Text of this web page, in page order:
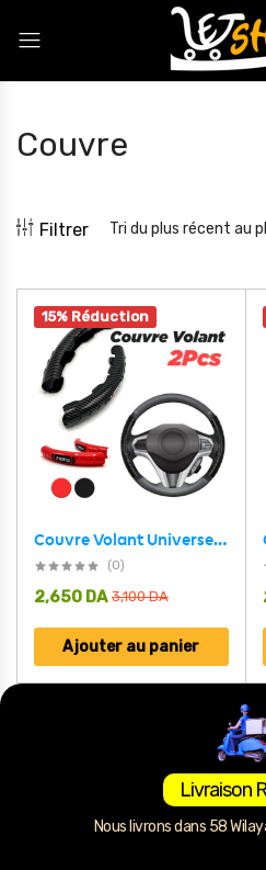
Couvre
Filtrer Tri du plus récent au
15% Réduction
Couvre Volant Universel en Carbon Fiber 2Pcs
(0)
3,100DA
2,650 DA
Ajouter au panier
Livraison
Nous livrons dans 58